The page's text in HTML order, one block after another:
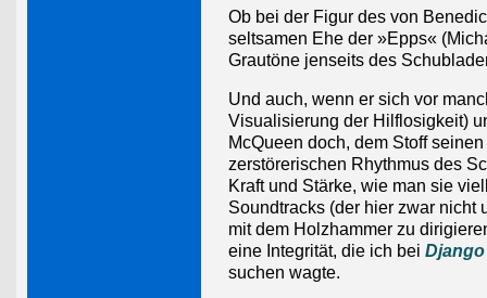
Ob bei der Figur des von
seltsamen Ehe der »Epps«
Grautöne jenseits des
Und auch, wenn er sich vor
Visualisierung der Hilflosigkeit)
McQueen doch, dem Stoff
zerstörerischen Rhythmus des
Kraft und Stärke, wie man sie
Soundtracks (der hier zwar nicht
mit dem Holzhammer zu
eine Integrität, die ich bei
suchen wagte.